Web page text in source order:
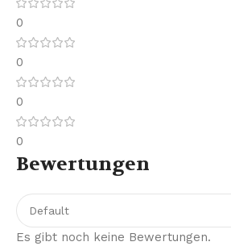
0
0
0
0
Bewertungen
Es gibt noch keine Bewertungen.